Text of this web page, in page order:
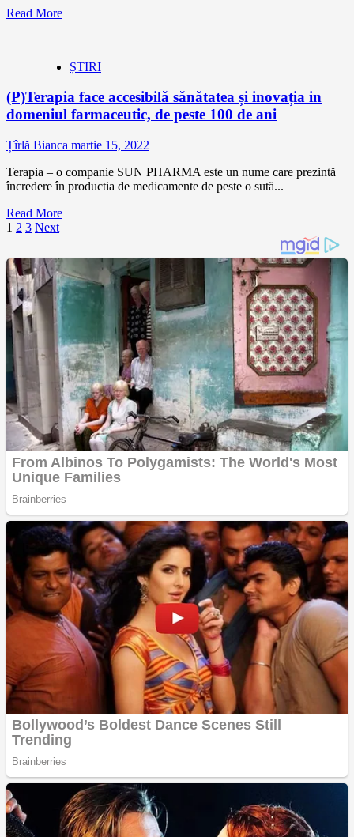
Read More
ȘTIRI
(P)Terapia face accesibilă sănătatea și inovația in
domeniul farmaceutic, de peste 100 de ani
Țîrlă Bianca martie 15, 2022
Terapia – o companie SUN PHARMA este un nume care prezintă
încredere în productia de medicamente de peste o sută...
Read More
Paginație
1 2 3 Next